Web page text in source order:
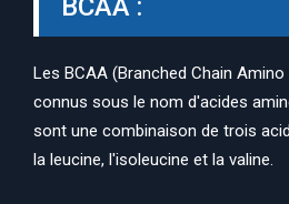
BCAA :
Les BCAA (Branched Chain
connus sous le nom d'acides
sont une combinaison de trois
la leucine, l'isoleucine et la valine.